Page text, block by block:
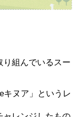
り組んでいるスー
キヌア」というレ